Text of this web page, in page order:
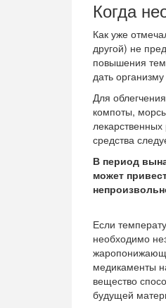
Когда
Как уже
другой) не
повышения
дать
Для
компоты,
средства
В период
может
Если
необходимо
медикаменты
вещество
будущей